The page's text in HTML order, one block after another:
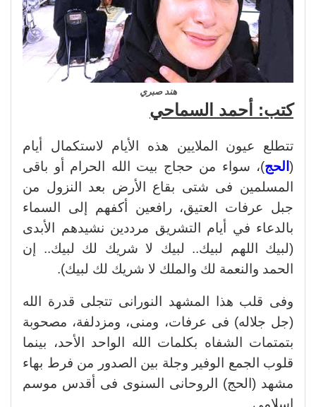
هند صبري
كتب: أحمد السماحي
تتطلع عيون الملايين هذه الأيام لاستكمال أيام
( الحج)، سواء من حجاج بيت الله الحرام أو باقى
المسلمين فى شتى بقاع الأرض بعد النزول من
جبل عرفات العتيق، رافعين أكفهم إلى السماء
بالدعاء في أيام التشريق مرددين نشيدهم الأبدى
(لبيك اللهم لبيك.. لبيك لا شريك لك لبيك.. إن
الحمد والنعمة لك والملك لا شريك لك لبيك).
وفى قلب هذا المشهد النورانى تتجلى قدرة الله
(جل جلاله) فى عرفات، ومنى، ومزدلفة، مصحوبة
بتمتمات الشفاه بكلمات الله الواحد الأحد، بينما
قلوب الجمع الوفير وجلة بين الصدور من فرط بهاء
مشهد (الحج) الروحانى السنوى فى أقدس موسم
إسلامى.